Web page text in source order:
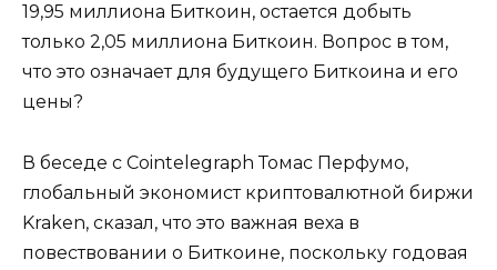
19,95 миллиона Биткоин, остается добыть
только 2,05 миллиона Биткоин. Вопрос в том,
что это означает для будущего Биткоина и его
цены?
В беседе с Cointelegraph Томас Перфумо,
глобальный экономист криптовалютной биржи
Kraken, сказал, что это важная веха в
повествовании о Биткоине, поскольку годовая